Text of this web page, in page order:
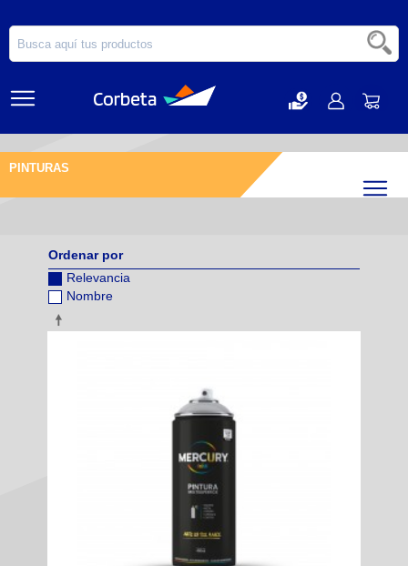
PINTURAS
Ordenar por
Relevancia
Nombre